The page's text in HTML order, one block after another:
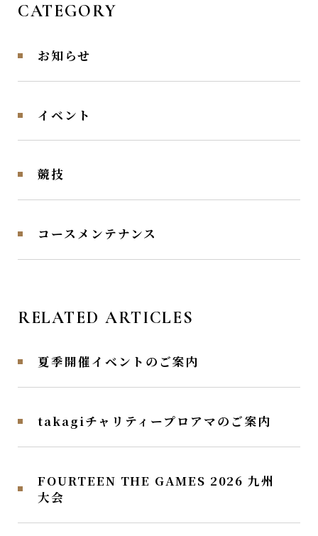
CATEGORY
お知らせ
イベント
競技
コースメンテナンス
RELATED ARTICLES
夏季開催イベントのご案内
takagiチャリティープロアマのご案内
FOURTEEN THE GAMES 2026 九州
大会